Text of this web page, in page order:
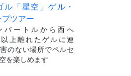
ル「星空」ゲル・
ツアー
バートルから西へ
以上離れたゲルに連
のない場所でペルセ
を楽しめます